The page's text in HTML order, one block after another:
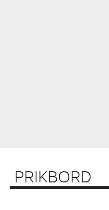
PRIKBORD